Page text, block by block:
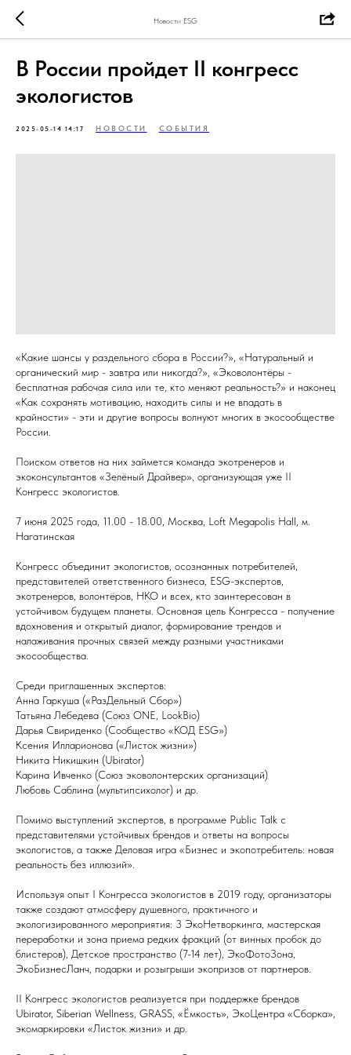
Новости ESG
В России пройдет II конгресс
экологистов
2025-05-14 14:17 НОВОСТИ СОБЫТИЯ
«Какие шансы у раздельного сбора в России?», «Натуральный и
органический мир - завтра или никогда?», «Эковолонтёры -
бесплатная рабочая сила или те, кто меняют реальность?» и наконец
«Как сохранять мотивацию, находить силы и не впадать в
крайности» - эти и другие вопросы волнуют многих в экосообществе
России.
Поиском ответов на них займется команда экотренеров и
экоконсультантов «Зелёный Драйвер», организующая уже II
Конгресс экологистов.
7 июня 2025 года, 11.00 - 18.00, Москва, Loft Megapolis Hall, м.
Нагатинская
Конгресс объединит экологистов, осознанных потребителей,
представителей ответственного бизнеса, ESG-экспертов,
экотренеров, волонтёров, НКО и всех, кто заинтересован в
устойчивом будущем планеты. Основная цель Конгресса - получение
вдохновения и открытый диалог, формирование трендов и
налаживания прочных связей между разными участниками
экосообщества.
Среди приглашенных экспертов:
Анна Гаркуша («РазДельный Сбор»)
Татьяна Лебедева (Союз ONE, LookBio)
Дарья Свириденко (Сообщество «КОД ESG»)
Ксения Илларионова («Листок жизни»)
Никита Никишкин (Ubirator)
Карина Ивченко (Союз эковолонтерских организаций)
Любовь Саблина (мультипсихолог) и др.
Помимо выступлений экспертов, в программе Public Talk с
представителями устойчивых брендов и ответы на вопросы
экологистов, а также Деловая игра «Бизнес и экопотребитель: новая
реальность без иллюзий».
Используя опыт I Конгресса экологистов в 2019 году, организаторы
также создают атмосферу душевного, практичного и
экологизированного мероприятия: 3 ЭкоНетворкинга, мастерская
переработки и зона приема редких фракций (от винных пробок до
блистеров), Детское пространство (7-14 лет), ЭкоФотоЗона,
ЭкоБизнесЛанч, подарки и розыгрыши экопризов от партнеров.
II Конгресс экологистов реализуется при поддержке брендов
Ubirator, Siberian Wellness, GRASS, «Ёмкость», ЭкоЦентра «Сборка»,
экомаркировки «Листок жизни» и др.